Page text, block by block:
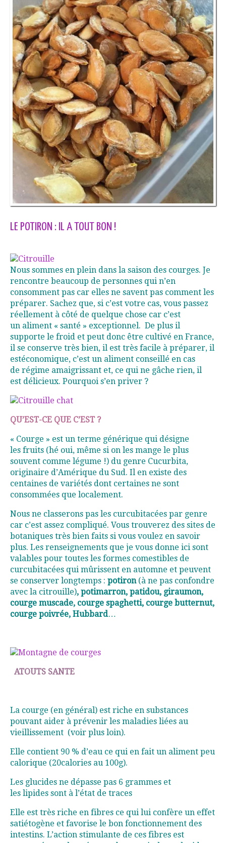
LE POTIRON : IL A TOUT BON !
Nous sommes en plein dans la saison des courges. Je
rencontre beaucoup de personnes qui n’en
consomment pas car elles ne savent pas comment les
préparer. Sachez que, si c’est votre cas, vous passez
réellement à côté de quelque chose car c’est
un aliment « santé » exceptionnel. De plus il
supporte le froid et peut donc être cultivé en France,
il se conserve très bien, il est très facile à préparer, il
estéconomique, c’est un aliment conseillé en cas
de régime amaigrissant et, ce qui ne gâche rien, il
est délicieux. Pourquoi s’en priver ?
QU’EST-CE QUE C’EST ?
« Courge » est un terme générique qui désigne
les fruits (hé oui, même si on les mange le plus
souvent comme légume !) du genre Cucurbita,
originaire d’Amérique du Sud. Il en existe des
centaines de variétés dont certaines ne sont
consommées que localement.
Nous ne classerons pas les curcubitacées par genre
car c’est assez compliqué. Vous trouverez des sites de
botaniques très bien faits si vous voulez en savoir
plus. Les renseignements que je vous donne ici sont
valables pour toutes les formes comestibles de
curcubitacées qui mûrissent en automne et peuvent
se conserver longtemps : potiron(à ne pas confondre
avec la citrouille), potimarron, patidou, giraumon,
courge muscade, courge spaghetti, courge butternut,
courge poivrée, Hubbard…
ATOUTS SANTE
La courge (en général) est riche en substances
pouvant aider à prévenir les maladies liées au
vieillissement (voir plus loin).
Elle contient 90 % d’eau ce qui en fait un aliment peu
calorique (20calories au 100g).
Les glucides ne dépasse pas 6 grammes et
les lipides sont à l’état de traces
Elle est très riche en fibres ce qui lui confère un effet
satiétogène et favorise le bon fonctionnement des
intestins. L’action stimulante de ces fibres est